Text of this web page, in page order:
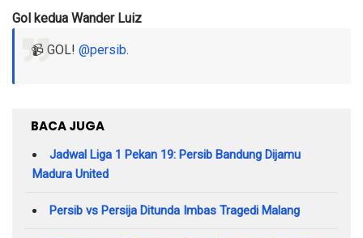
Gol kedua Wander Luiz
📹 GOL! @persib.
BACA JUGA
Jadwal Liga 1 Pekan 19: Persib Bandung Dijamu
Madura United
Persib vs Persija Ditunda Imbas Tragedi Malang